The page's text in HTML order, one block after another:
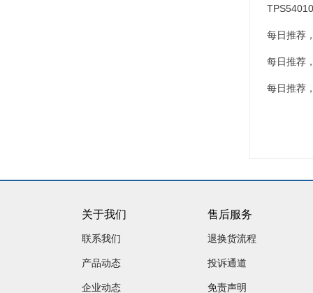
每日推荐
每日推荐
每日推荐
关于我们
联系我们
产品动态
企业动态
售后服务
退换货流程
投诉通道
免责声明